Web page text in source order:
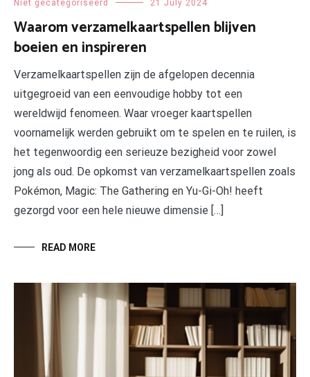
Niet gecategoriseerd 21 July 2024
Waarom verzamelkaartspellen blijven
boeien en inspireren
Verzamelkaartspellen zijn de afgelopen decennia
uitgegroeid van een eenvoudige hobby tot een
wereldwijd fenomeen. Waar vroeger kaartspellen
voornamelijk werden gebruikt om te spelen en te ruilen, is
het tegenwoordig een serieuze bezigheid voor zowel
jong als oud. De opkomst van verzamelkaartspellen zoals
Pokémon, Magic: The Gathering en Yu-Gi-Oh! heeft
gezorgd voor een hele nieuwe dimensie […]
READ MORE